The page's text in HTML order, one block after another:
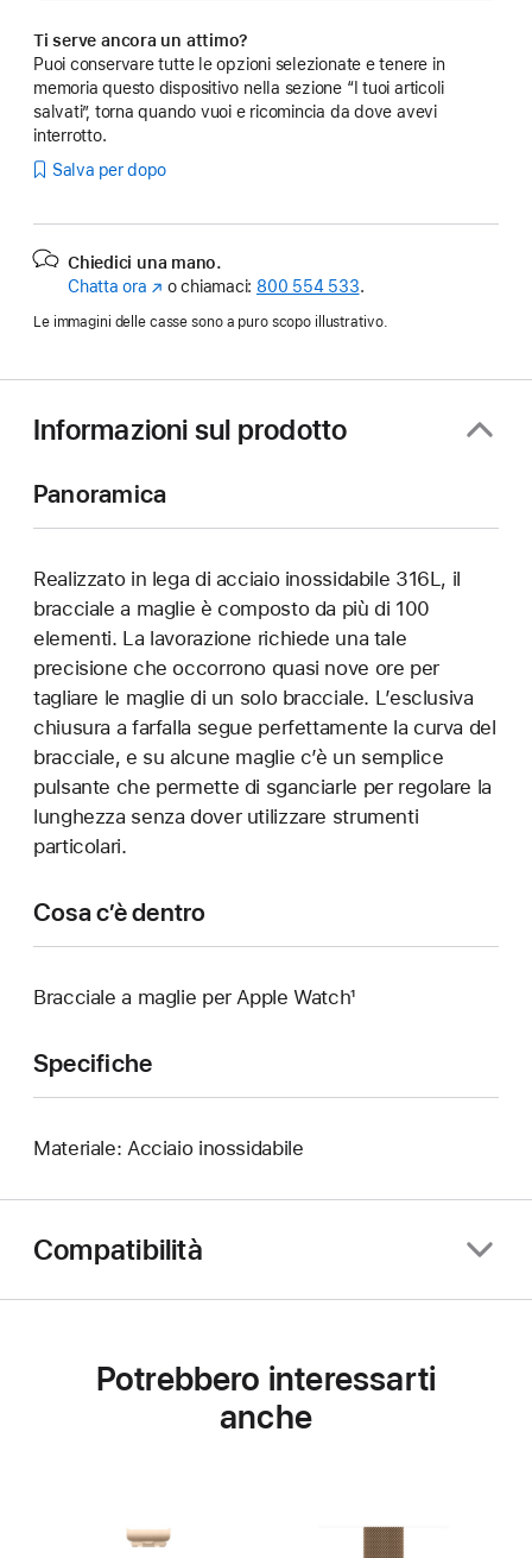
Ti serve ancora un attimo?
Puoi conservare tutte le opzioni selezionate e tenere in
memoria questo dispositivo nella sezione “I tuoi articoli
salvati”, torna quando vuoi e ricomincia da dove avevi
interrotto.
Salva per dopo
Chiedici una mano.
Chatta ora (Si
nuova
o chiamaci: 800 554 533.
Le immagini delle casse sono a puro scopo illustrativo.
Informazioni sul prodotto
Panoramica
Realizzato in lega di acciaio inossidabile 316L, il
bracciale a maglie è composto da più di 100
elementi. La lavorazione richiede una tale
precisione che occorrono quasi nove ore per
tagliare le maglie di un solo bracciale. L’esclusiva
chiusura a farfalla segue perfettamente la curva del
bracciale, e su alcune maglie c’è un semplice
pulsante che permette di sganciarle per regolare la
lunghezza senza dover utilizzare strumenti
particolari.
Cosa c’è dentro
Bracciale a maglie per Apple Watch¹
Specifiche
Materiale: Acciaio inossidabile
Compatibilità
Potrebbero interessarti
anche